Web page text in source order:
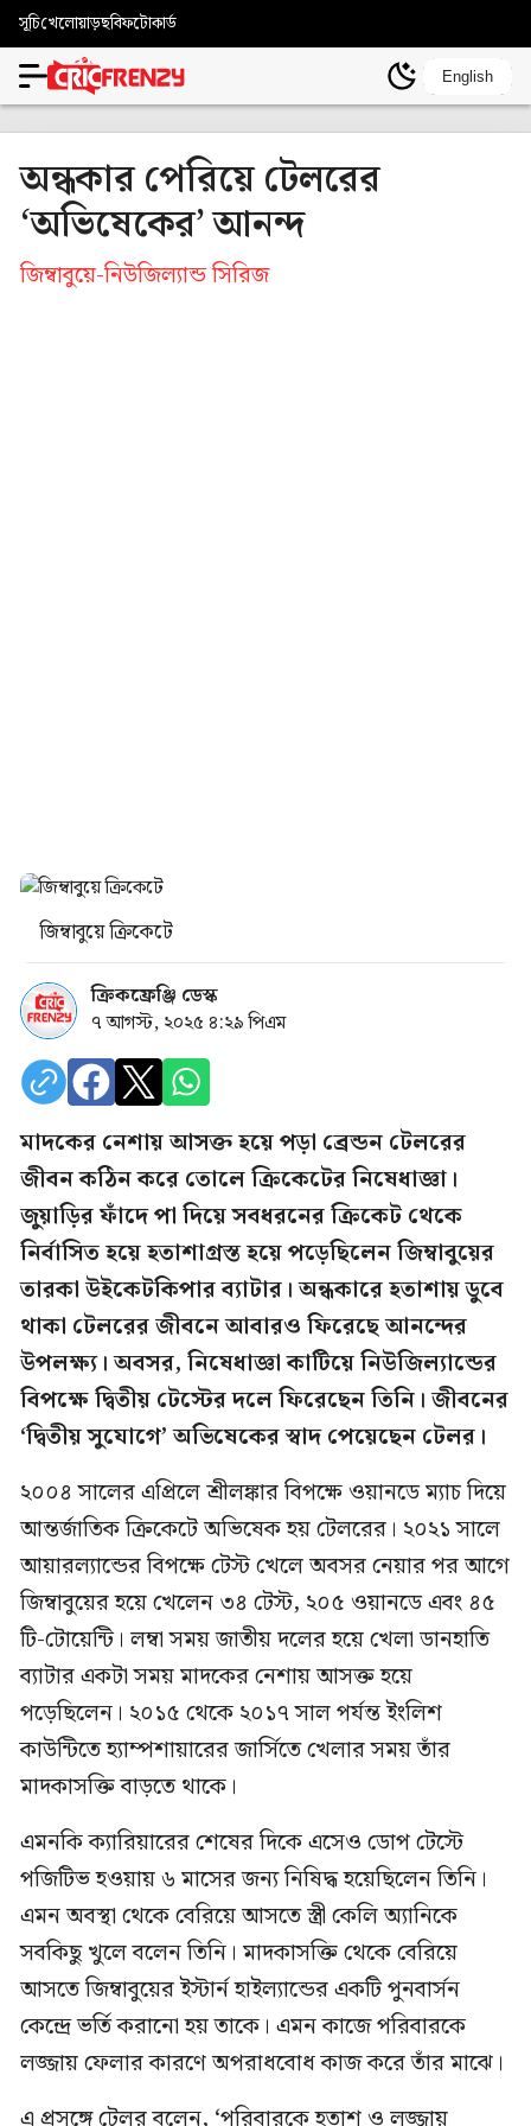
সূচিখেলোয়াড়ছবিফটোকার্ড
English
অন্ধকার পেরিয়ে টেলরের
‘অভিষেকের’ আনন্দ
জিম্বাবুয়ে-নিউজিল্যান্ড সিরিজ
জিম্বাবুয়ে ক্রিকেটে
ক্রিকফ্রেঞ্জি ডেস্ক
৭ আগস্ট, ২০২৫ ৪:২৯ পিএম
মাদকের নেশায় আসক্ত হয়ে পড়া ব্রেন্ডন টেলরের
জীবন কঠিন করে তোলে ক্রিকেটের নিষেধাজ্ঞা।
জুয়াড়ির ফাঁদে পা দিয়ে সবধরনের ক্রিকেট থেকে
নির্বাসিত হয়ে হতাশাগ্রস্ত হয়ে পড়েছিলেন জিম্বাবুয়ের
তারকা উইকেটকিপার ব্যাটার। অন্ধকারে হতাশায় ডুবে
থাকা টেলরের জীবনে আবারও ফিরেছে আনন্দের
উপলক্ষ্য। অবসর, নিষেধাজ্ঞা কাটিয়ে নিউজিল্যান্ডের
বিপক্ষে দ্বিতীয় টেস্টের দলে ফিরেছেন তিনি। জীবনের
‘দ্বিতীয় সুযোগে’ অভিষেকের স্বাদ পেয়েছেন টেলর।
২০০৪ সালের এপ্রিলে শ্রীলঙ্কার বিপক্ষে ওয়ানডে ম্যাচ দিয়ে
আন্তর্জাতিক ক্রিকেটে অভিষেক হয় টেলরের। ২০২১ সালে
আয়ারল্যান্ডের বিপক্ষে টেস্ট খেলে অবসর নেয়ার পর আগে
জিম্বাবুয়ের হয়ে খেলেন ৩৪ টেস্ট, ২০৫ ওয়ানডে এবং ৪৫
টি-টোয়েন্টি। লম্বা সময় জাতীয় দলের হয়ে খেলা ডানহাতি
ব্যাটার একটা সময় মাদকের নেশায় আসক্ত হয়ে
পড়েছিলেন। ২০১৫ থেকে ২০১৭ সাল পর্যন্ত ইংলিশ
কাউন্টিতে হ্যাম্পশায়ারের জার্সিতে খেলার সময় তাঁর
মাদকাসক্তি বাড়তে থাকে।
এমনকি ক্যারিয়ারের শেষের দিকে এসেও ডোপ টেস্টে
পজিটিভ হওয়ায় ৬ মাসের জন্য নিষিদ্ধ হয়েছিলেন তিনি।
এমন অবস্থা থেকে বেরিয়ে আসতে স্ত্রী কেলি অ্যানিকে
সবকিছু খুলে বলেন তিনি। মাদকাসক্তি থেকে বেরিয়ে
আসতে জিম্বাবুয়ের ইস্টার্ন হাইল্যান্ডের একটি পুনবার্সন
কেন্দ্রে ভর্তি করানো হয় তাকে। এমন কাজে পরিবারকে
লজ্জায় ফেলার কারণে অপরাধবোধ কাজ করে তাঁর মাঝে।